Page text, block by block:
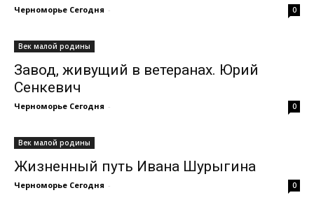
Черноморье Сегодня - 0
Век малой родины
Завод, живущий в ветеранах. Юрий
Сенкевич
Черноморье Сегодня - 0
Век малой родины
Жизненный путь Ивана Шурыгина
Черноморье Сегодня - 0